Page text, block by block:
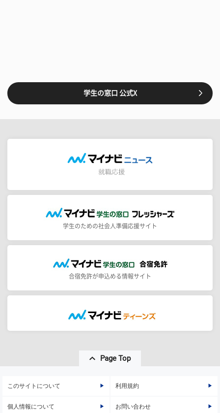
学生の窓口 公式X
学生のための社会人準備応援サイト
合宿免許が申込める情報サイト
Page Top
このサイトについて 利用規約
個人情報について お問い合わせ